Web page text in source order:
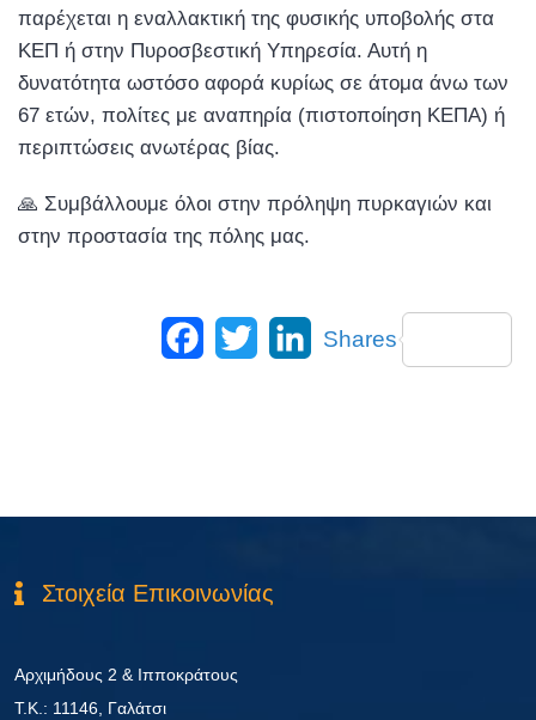
παρέχεται η εναλλακτική της φυσικής υποβολής στα
ΚΕΠ ή στην Πυροσβεστική Υπηρεσία. Αυτή η
δυνατότητα ωστόσο αφορά κυρίως σε άτομα άνω των
67 ετών, πολίτες με αναπηρία (πιστοποίηση ΚΕΠΑ) ή
περιπτώσεις ανωτέρας βίας.
🙏 Συμβάλλουμε όλοι στην πρόληψη πυρκαγιών και
στην προστασία της πόλης μας.
Facebook
Twitter LinkedIn
Shares
Στοιχεία Επικοινωνίας
Αρχιμήδους 2 & Ιπποκράτους
Τ.Κ.: 11146, Γαλάτσι